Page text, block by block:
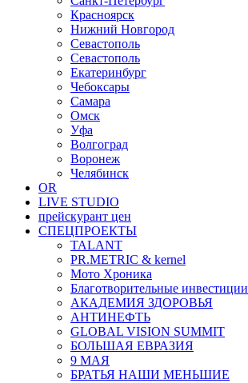
Красноярск
Нижний Новгород
Севастополь
Севастополь
Екатеринбург
Чебоксары
Самара
Омск
Уфа
Волгоград
Воронеж
Челябинск
OR
LIVE STUDIO
прейскурант цен
СПЕЦПРОЕКТЫ
TALANT
PR.METRIC & kernel
Мото Хроника
Благотворительные инвестиции
АКАДЕМИЯ ЗДОРОВЬЯ
АНТИНЕФТЬ
GLOBAL VISION SUMMIT
БОЛЬШАЯ ЕВРАЗИЯ
9 МАЯ
БРАТЬЯ НАШИ МЕНЬШИЕ